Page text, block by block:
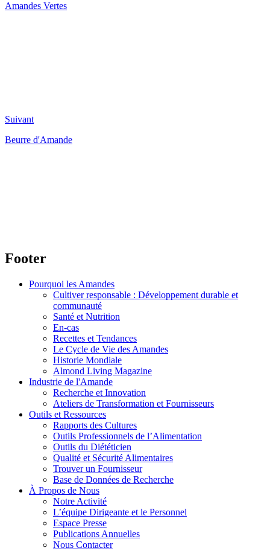
Amandes Vertes
Suivant
Beurre d'Amande
Footer
Pourquoi les Amandes
Cultiver responsable : Développement durable et
communauté
Santé et Nutrition
En-cas
Recettes et Tendances
Le Cycle de Vie des Amandes
Historie Mondiale
Almond Living Magazine
Industrie de l'Amande
Recherche et Innovation
Ateliers de Transformation et Fournisseurs
Outils et Ressources
Rapports des Cultures
Outils Professionnels de l’Alimentation
Outils du Diététicien
Qualité et Sécurité Alimentaires
Trouver un Fournisseur
Base de Données de Recherche
À Propos de Nous
Notre Activité
L’équipe Dirigeante et le Personnel
Espace Presse
Publications Annuelles
Nous Contacter